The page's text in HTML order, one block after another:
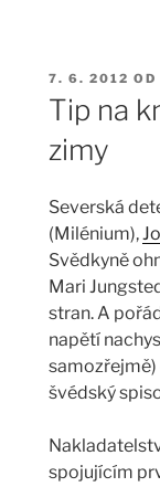
7. 6. 2012 OD
Tip na
zimy
Severská
(Milénium),
Svědkyně
Mari
stran. A
napětí
švédský
spojujícím